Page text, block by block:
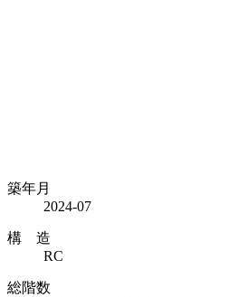
築年月
2024-07
構 造
RC
総階数